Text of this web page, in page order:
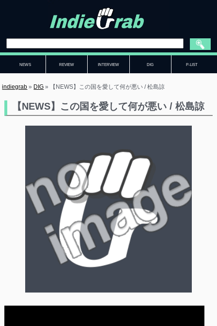
NEWS REVIEW INTERVIEW DIG P-LIST
indiegrab » DIG » 【NEWS】この国を愛して何が悪い / 松島諒
【NEWS】この国を愛して何が悪い / 松島諒